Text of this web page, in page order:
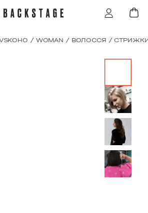
/ WOMAN / ВОЛОССЯ /